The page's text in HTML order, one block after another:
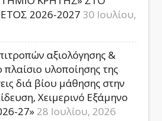
2026-2027 30 Ιουλίου,
αξιολόγησης &
υλοποίησης της
διά βίου μάθησης στην
Χειμερινό Εξάμηνο
27» 28 Ιουλίου, 2026